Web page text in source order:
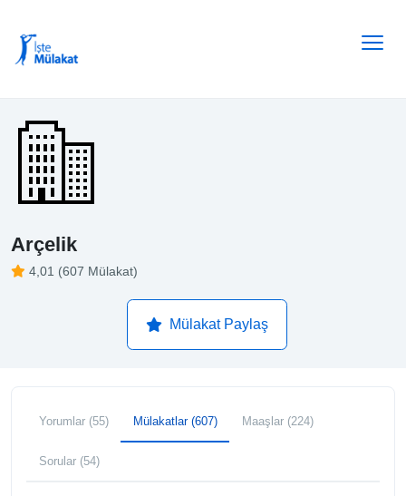
Arçelik
4,01 (607 Mülakat)
Mülakat Paylaş
Yorumlar (55) Mülakatlar (607) Maaşlar (224)
Sorular (54)